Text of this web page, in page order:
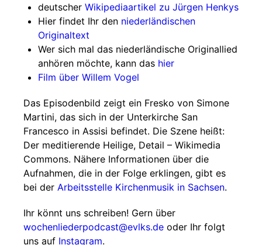
deutscher Wikipediaartikel zu Jürgen Henkys
Hier findet Ihr den niederländischen
Originaltext
Wer sich mal das niederländische Originallied
anhören möchte, kann das hier
Film über Willem Vogel
Das Episodenbild zeigt ein Fresko von Simone
Martini, das sich in der Unterkirche San
Francesco in Assisi befindet. Die Szene heißt:
Der meditierende Heilige, Detail – Wikimedia
Commons. Nähere Informationen über die
Aufnahmen, die in der Folge erklingen, gibt es
bei der Arbeitsstelle Kirchenmusik in Sachsen.
Ihr könnt uns schreiben! Gern über
wochenliederpodcast@evlks.de oder Ihr folgt
uns auf Instagram.